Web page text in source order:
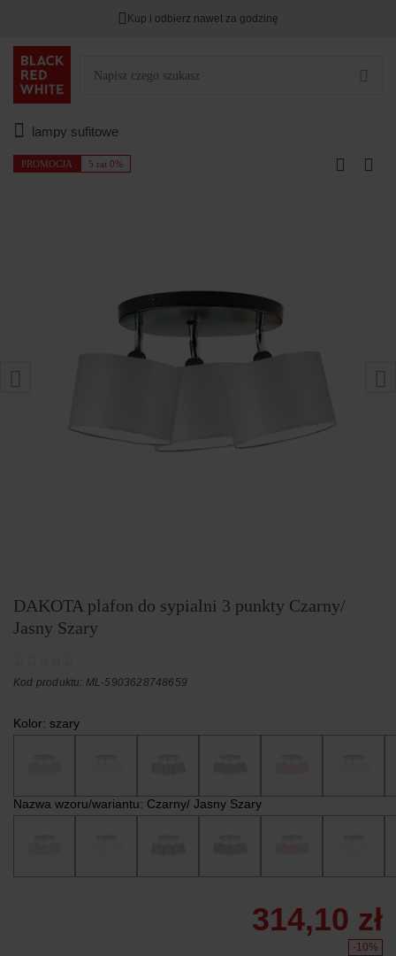
Kup i odbierz nawet za godzinę
lampy sufitowe
PROMOCJA 5 rat 0%
DAKOTA plafon do sypialni 3 punkty Czarny/
Jasny Szary
Kod produktu: ML-5903628748659
Kolor: szary
Nazwa wzoru/wariantu: Czarny/ Jasny Szary
314,10 zł
-10%